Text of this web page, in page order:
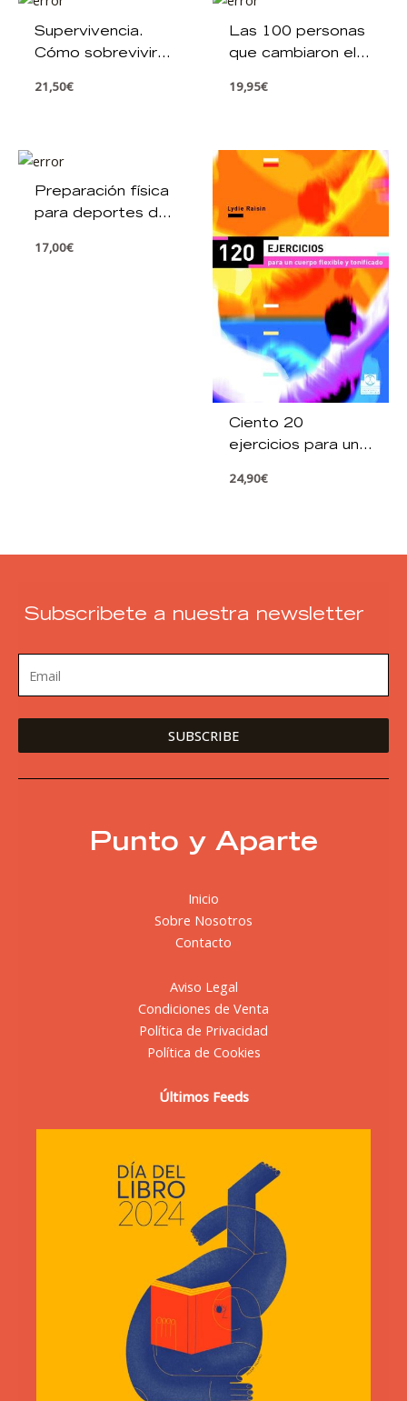
Supervivencia.
Cómo sobrevivir
21,50€
Las 100 personas
que cambiaron el
19,95€
Preparación física
para deportes de
17,00€
Ciento 20
ejercicios para un
24,90€
Subscribete a nuestra newsletter
Punto y Aparte
Inicio
Sobre Nosotros
Contacto
Aviso Legal
Condiciones de Venta
Política de Privacidad
Política de Cookies
Últimos Feeds